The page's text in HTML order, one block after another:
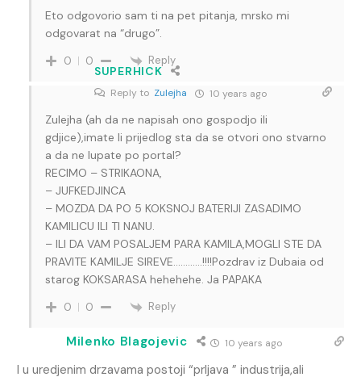
Eto odgovorio sam ti na pet pitanja, mrsko mi
odgovarat na “drugo”.
0 0 Reply
SUPERHICK
Reply to Zulejha 10 years ago
Zulejha (ah da ne napisah ono gospodjo ili
gdjice),imate li prijedlog sta da se otvori ono stvarno
a da ne lupate po portal?
RECIMO – STRIKAONA,
– JUFKEDJINCA
– MOZDA DA PO 5 KOKSNOJ BATERIJI ZASADIMO
KAMILICU ILI TI NANU.
– ILI DA VAM POSALJEM PARA KAMILA,MOGLI STE DA
PRAVITE KAMILJE SIREVE…………!!!!Pozdrav iz Dubaia od
starog KOKSARASA hehehehe. Ja PAPAKA
0 0 Reply
Milenko Blagojevic 10 years ago
I u uredjenim drzavama postoji “prljava ” industrija,ali